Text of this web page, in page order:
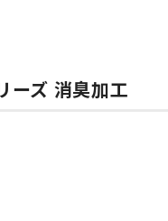
ーズ 消臭加工